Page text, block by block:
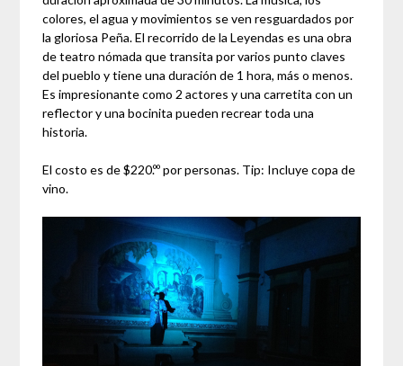
colores, el agua y movimientos se ven resguardados por
la gloriosa Peña. El recorrido de la Leyendas es una obra
de teatro nómada que transita por varios punto claves
del pueblo y tiene una duración de 1 hora, más o menos.
Es impresionante como 2 actores y una carretita con un
reflector y una bocinita pueden recrear toda una
historia.
El costo es de $220.ºº por personas. Tip: Incluye copa de
vino.